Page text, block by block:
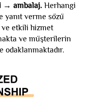
→ ambalaj. Herhangi
yanıt verme sözü
etkili hizmet
ve müşterilerin